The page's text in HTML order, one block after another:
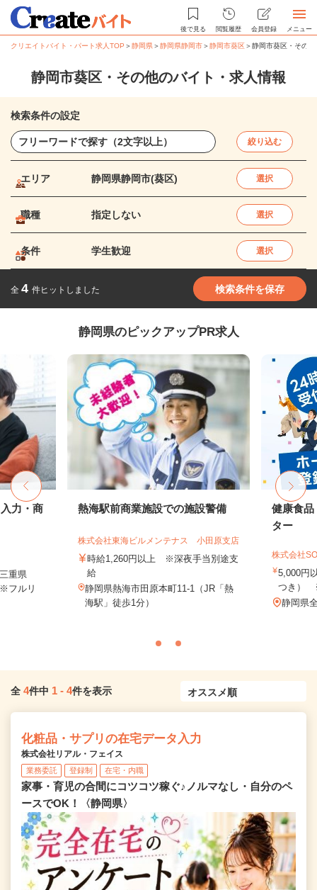
後で見る 閲覧履歴 会員登録 メニュー
クリエイトバイト・パート求人TOP ＞静岡県＞静岡県静岡市＞静岡市葵区＞静岡市葵区・その
静岡市葵区・その他のバイト・求人情報
検索条件の設定
絞り込む
エリア 静岡県静岡市(葵区) 選択
職種 指定しない 選択
条件 学生歓迎 選択
全 4 件ヒットしました 検索条件を保存
静岡県のピックアップPR求人
力・商
重県
フルリ
熱海駅前商業施設での施設警備
株式会社東海ビルメンテナス 小田原支店
時給1,260円以上 ※深夜手当別途支
給
静岡県熱海市田原本町11-1（JR「熱
海駅」徒歩1分）
健康食品
ター
株式会社
5,000円
つき）
静岡県
全 4件中 1 - 4件を表示
化粧品・サプリの在宅データ入力
株式会社リアル・フェイス
業務委託 登録制 在宅・内職
家事・育児の合間にコツコツ稼ぐ♪ノルマなし・自分のペ
ースでOK！〈静岡県〉